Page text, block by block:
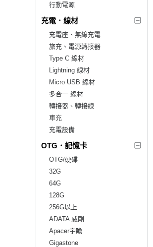
行動電源
充電．線材
充電座、無線充電
旅充、電源轉接器
Type C 線材
Lightning 線材
Micro USB 線材
多合一 線材
轉接器、轉接線
車充
充電設備
OTG．記憶卡
OTG/硬碟
32G
64G
128G
256G以上
ADATA 威剛
Apacer宇瞻
Gigastone